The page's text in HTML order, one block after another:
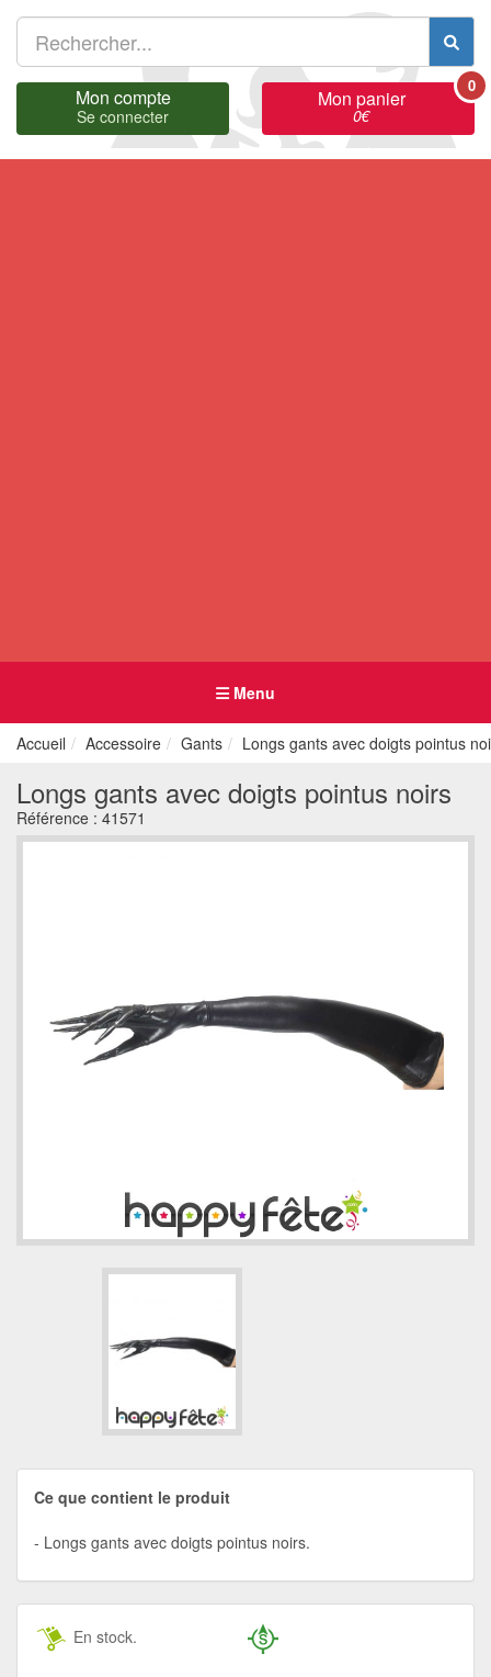
Mon compte
Se connecter
Mon panier
0€
0
Menu
Accueil Accessoire Gants Longs gants avec doigts pointus
Longs gants avec doigts pointus noirs
Référence : 41571
Ce que contient le produit
Longs gants avec doigts pointus noirs.
En stock.